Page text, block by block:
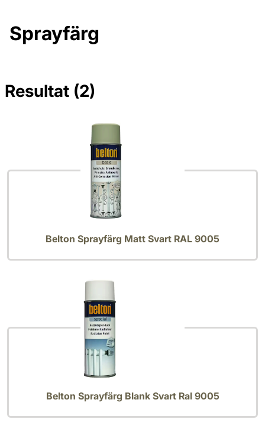
Sprayfärg
Resultat (2)
Belton Sprayfärg Matt Svart RAL 9005
Belton Sprayfärg Blank Svart Ral 9005